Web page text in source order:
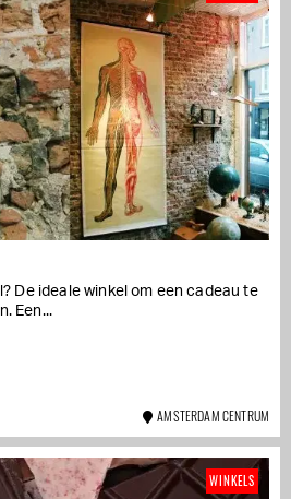
De ideale winkel om een cadeau te
Een...
AMSTERDAM CENTRUM
WINKELS